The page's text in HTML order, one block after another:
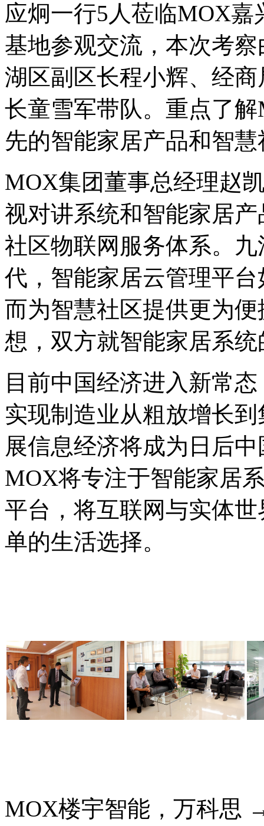
应炯一行5人莅临MOX嘉
基地参观交流，本次考察
湖区副区长程小辉、经商
长童雪军带队。重点了
先的智能家居产品和智
MOX集团董事总经理赵
视对讲系统和智能家居
社区物联网服务体系。
代，智能家居云管理平
而为智慧社区提供更为
想，双方就智能家居系
目前中国经济进入新常
实现制造业从粗放增长
展信息经济将成为日后
MOX将专注于智能家居
平台，将互联网与实体
单的生活选择。
MOX楼宇智能，万科思